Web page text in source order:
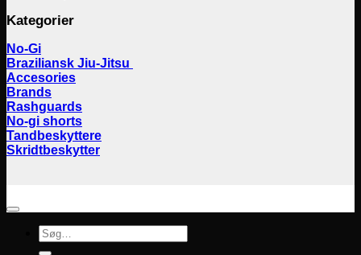
Kategorier
No-Gi
Braziliansk Jiu-Jitsu
Accesories
Brands
Rashguards
No-gi shorts
Tandbeskyttere
Skridtbeskytter
Søg
efter: